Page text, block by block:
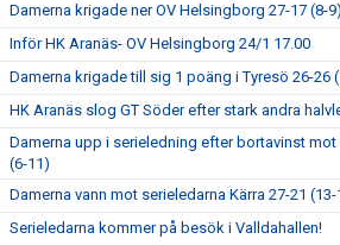
Damerna krigade ner OV Helsingborg 27-17 (8-9)
Inför HK Aranäs- OV Helsingborg 24/1 17.00
Damerna krigade till sig 1 poäng i Tyresö 26-26
HK Aranäs slog GT Söder efter stark andra
Damerna upp i serieledning efter bortavinst mot
(6-11)
Damerna vann mot serieledarna Kärra 27-21 (13-
Serieledarna kommer på besök i Valldahallen!